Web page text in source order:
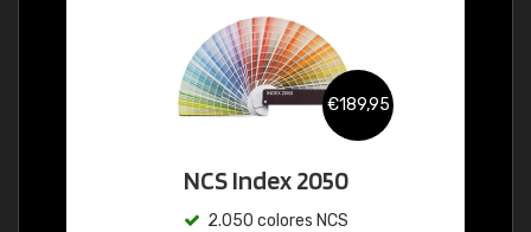
€189,95
NCS Index 2050
2.050 colores NCS